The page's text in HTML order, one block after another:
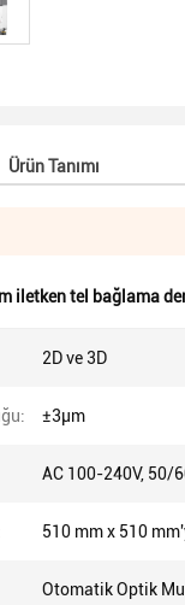
Ürün Tanımı
iletken tel bağlama
2D ve 3D
±3μm
AC 100-240V, 50/
510 mm x 510
Otomatik Optik